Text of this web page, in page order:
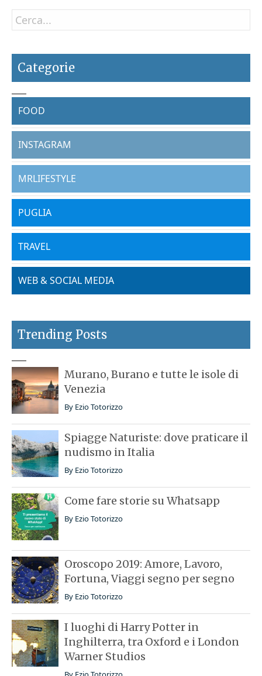
Categorie
FOOD
INSTAGRAM
MRLIFESTYLE
PUGLIA
TRAVEL
WEB & SOCIAL MEDIA
Trending Posts
Murano, Burano e tutte le isole di
Venezia
By Ezio Totorizzo
Spiagge Naturiste: dove praticare il
nudismo in Italia
By Ezio Totorizzo
Come fare storie su Whatsapp
By Ezio Totorizzo
Oroscopo 2019: Amore, Lavoro,
Fortuna, Viaggi segno per segno
By Ezio Totorizzo
I luoghi di Harry Potter in
Inghilterra, tra Oxford e i London
Warner Studios